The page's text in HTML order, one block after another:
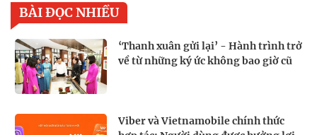
BÀI ĐỌC NHIỀU
‘Thanh xuân gửi lại’ - Hành trình trở
về từ những ký ức không bao giờ cũ
Viber và Vietnamobile chính thức